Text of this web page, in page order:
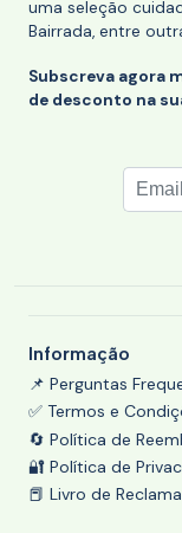
uma seleção
Bairrada, entre
Subscreva agora
de desconto na
Informação
📌 Perguntas
✅ Termos e
🔄 Política de
🔐 Política de
📕 Livro de